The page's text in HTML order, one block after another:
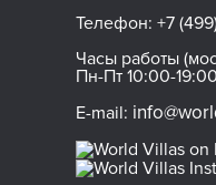
Телефон: +7
Часы работы
Пн-Пт 10:00-
E-mail: